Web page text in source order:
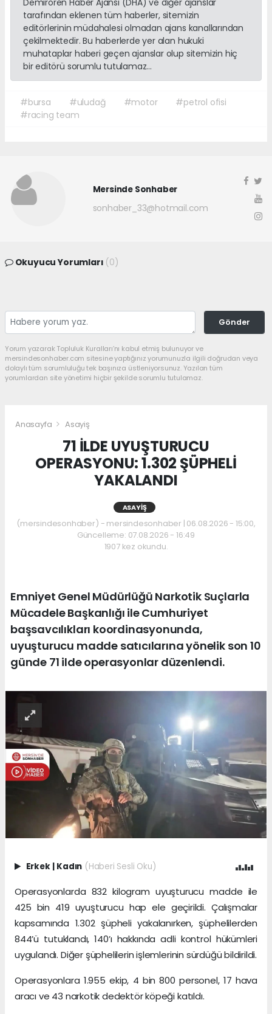
Demirören Haber Ajansı (DHA) ve diğer ajanslar
tarafından eklenen tüm haberler, sitemizin
editörlerinin müdahalesi olmadan ajans kanallarından
çekilmektedir. Bu haberlerde yer alan hukuki
muhataplar haberi geçen ajanslar olup sitemizin hiç
bir editörü sorumlu tutulamaz...
#bursa #uludağ #motor
#petrol ofisi
#racing team
Mersinde Sonhaber
sonhaber_33@hotmail.com
Okuyucu Yorumları (0)
Gönder
Yorum yazarak Topluluk Kuralları’nı kabul etmiş bulunuyor ve
mersindesonhaber.com sitesine yaptığınız yorumunuzla ilgili doğrudan veya
dolaylı tüm sorumluluğu tek başınıza üstleniyorsunuz. Yazılan tüm
yorumlardan site yönetimi hiçbir şekilde sorumlu tutulamaz.
Anasayfa Asayiş
71 İLDE UYUŞTURUCU
OPERASYONU: 1.302 ŞÜPHELİ
YAKALANDI
ASAYIŞ
(mersindesonhaber) - mersindesonhaber | 06.08.2026 - 15:00,
Güncelleme: 07.08.2026 - 16:49
1907 kez okundu.
Emniyet Genel Müdürlüğü Narkotik Suçlarla
Mücadele Başkanlığı ile Cumhuriyet
başsavcılıkları koordinasyonunda,
uyuşturucu madde satıcılarına yönelik son 10
günde 71 ilde operasyonlar düzenlendi.
Erkek | Kadın (Haberi Sesli Oku)
Operasyonlarda 832 kilogram uyuşturucu madde ile
425 bin 419 uyuşturucu hap ele geçirildi. Çalışmalar
kapsamında 1.302 şüpheli yakalanırken, şüphelilerden
844’ü tutuklandı, 140’ı hakkında adli kontrol hükümleri
uygulandı. Diğer şüphelilerin işlemlerinin sürdüğü bildirildi.
Operasyonlara 1.955 ekip, 4 bin 800 personel, 17 hava
aracı ve 43 narkotik dedektör köpeği katıldı.